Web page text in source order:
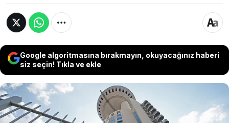
Google algoritmasına bırakmayın, okuyacağınız haberi
siz seçin! Tıkla ve ekle